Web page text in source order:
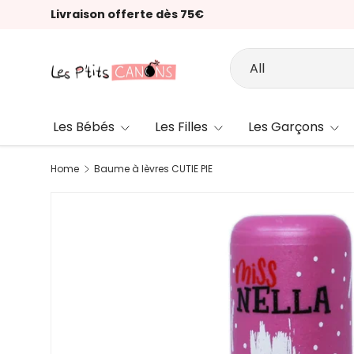
Livraison offerte dès 75€
Search
Product type
All
Les Bébés Les Filles Les Garçons
Home Baume à lèvres CUTIE PIE